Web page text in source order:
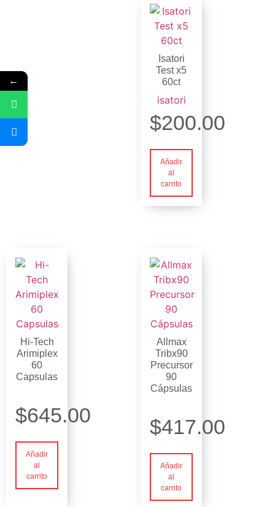
Isatori
Test x5
60ct
isatori
$200.00
Añadir
al
carrito
Hi-Tech
Arimiplex
60
Capsulas
$645.00
Añadir
al
carrito
Allmax
Tribx90
Precursor
90
Cápsulas
$417.00
Añadir
al
carrito
←